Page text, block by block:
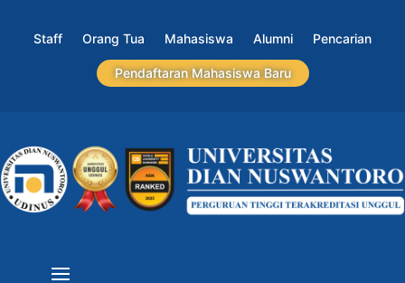
Staff Orang Tua Mahasiswa Alumni Pencarian
Pendaftaran Mahasiswa Baru